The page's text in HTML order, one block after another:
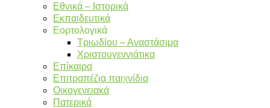
Εθνικά – Ιστορικά
Εκπαιδευτικά
Εορτολογικά
Τριωδίου – Αναστάσιμα
Χριστουγεννιάτικα
Επίκαιρα
Επιτραπέζια παιχνίδια
Οικογενειακά
Πατερικά